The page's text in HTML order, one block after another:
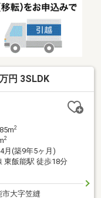
一緒にたくさん悩ん
問い合わせは 【
円 3SLDK
2
2
月(築9年5ヶ月)
東飯能駅 徒歩18分
大字笠縫